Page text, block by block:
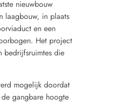
nieuwbouw
laagbouw, in plaats
en een
Het project
bedrijfsruimtes die
mogelijk doordat
gangbare hoogte